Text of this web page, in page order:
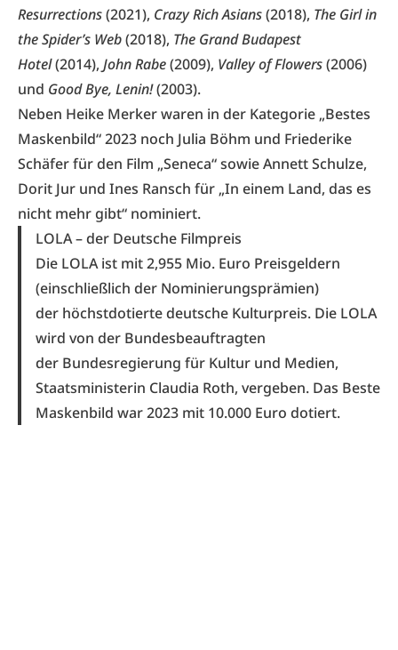
Resurrections(2021), Crazy Rich Asians(2018), The Girl in
the Spider’s Web(2018), The Grand Budapest
Hotel(2014), John Rabe(2009), Valley of Flowers(2006)
und Good Bye, Lenin!(2003).
Neben Heike Merker waren in der Kategorie „Bestes
Maskenbild“ 2023 noch Julia Böhm und Friederike
Schäfer für den Film „Seneca“ sowie Annett Schulze,
Dorit Jur und Ines Ransch für „In einem Land, das es
nicht mehr gibt“ nominiert.
LOLA – der Deutsche Filmpreis
Die LOLA ist mit 2,955 Mio. Euro Preisgeldern
(einschließlich der Nominierungsprämien)
der höchstdotierte deutsche Kulturpreis. Die LOLA
wird von der Bundesbeauftragten
der Bundesregierung für Kultur und Medien,
Staatsministerin Claudia Roth, vergeben. Das Beste
Maskenbild war 2023 mit 10.000 Euro dotiert.